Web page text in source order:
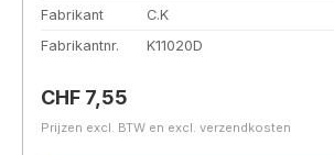
Fabrikant
C.K
Fabrikantnr.
K11020D
Normale prijs:
CHF 7,55
Prijzen excl. BTW en excl. verzendkosten